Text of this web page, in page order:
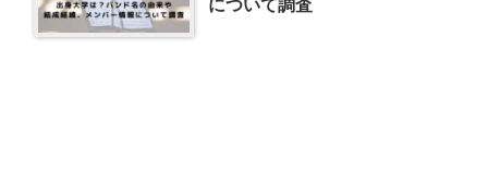
について調査